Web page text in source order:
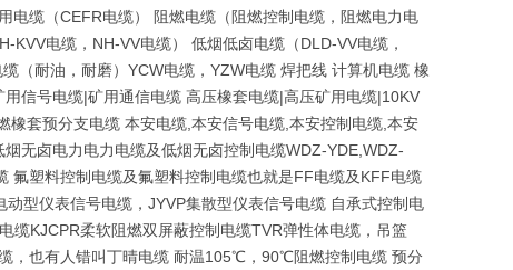
电缆（CEFR电缆） 阻燃电缆（阻燃控制电缆，阻燃电力电
电缆，NH-VV电缆） 低烟低卤电缆（DLD-VV电缆，
（耐油，耐磨）YCW电缆，YZW电缆 焊把线 计算机电缆 橡
信号电缆|矿用通信电缆 高压橡套电缆|高压矿用电缆|10KV
套预分支电缆 本安电缆,本安信号电缆,本安控制电缆,本安
无卤电力电力电缆及低烟无卤控制电缆WDZ-YDE,WDZ-
氟塑料控制电缆及氟塑料控制电缆也就是FF电缆及KFF电缆
型仪表信号电缆，JYVP集散型仪表信号电缆 自承式控制电
缆KJCPR柔软阻燃双屏蔽控制电缆TVR弹性体电缆，吊篮
，也有人错叫丁晴电缆 耐温105℃，90℃阻燃控制电缆 预分